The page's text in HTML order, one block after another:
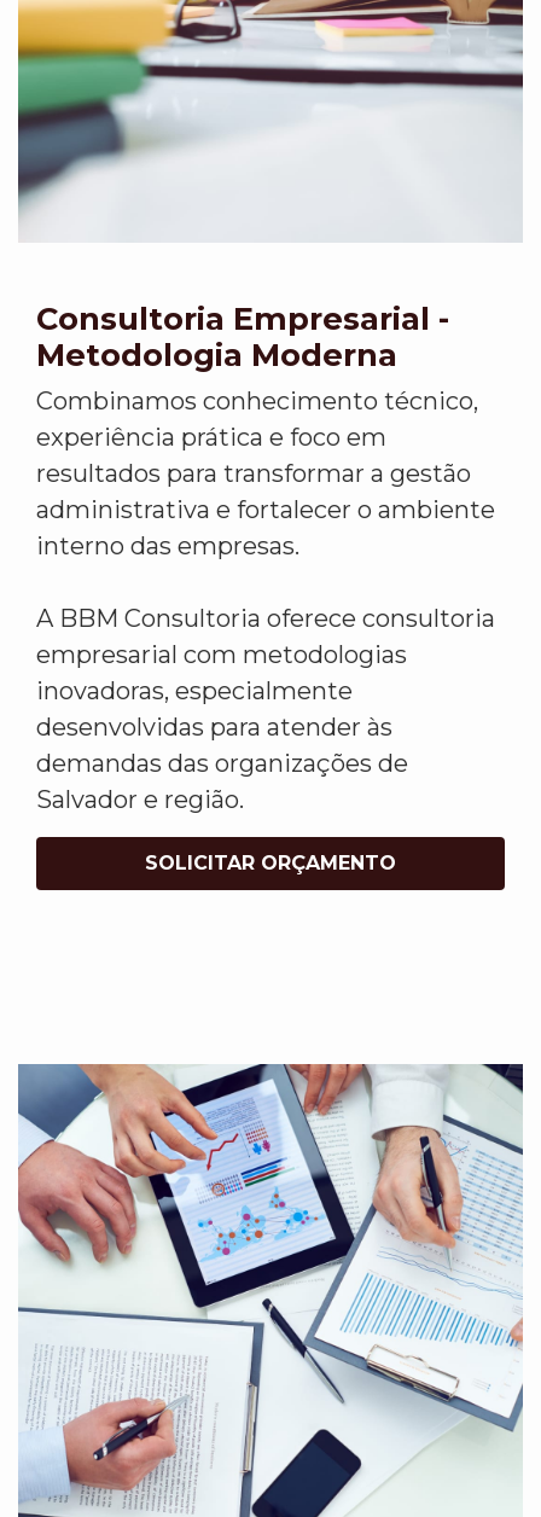
Consultoria Empresarial -
Metodologia Moderna
Combinamos conhecimento técnico,
experiência prática e foco em
resultados para transformar a gestão
administrativa e fortalecer o ambiente
interno das empresas.
A BBM Consultoria oferece consultoria
empresarial com metodologias
inovadoras, especialmente
desenvolvidas para atender às
demandas das organizações de
Salvador e região.
SOLICITAR ORÇAMENTO